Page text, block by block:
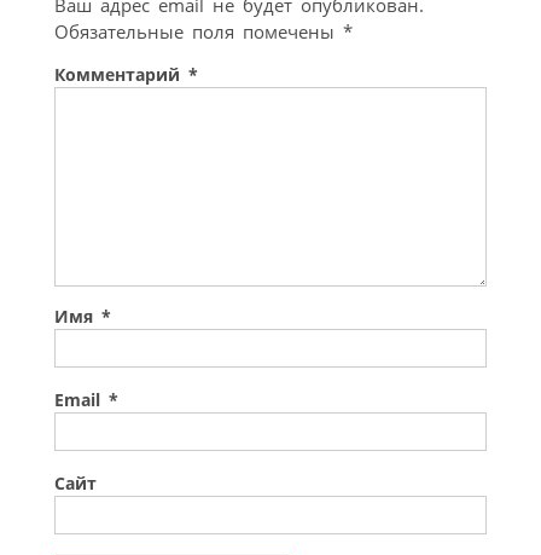
Ваш адрес email не будет опубликован.
Обязательные поля помечены *
Комментарий *
Имя *
Email *
Сайт